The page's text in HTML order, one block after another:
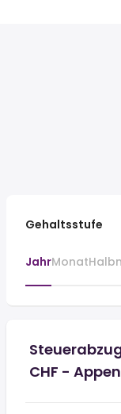
Gehaltsstufe
JahrMonat
CHF -